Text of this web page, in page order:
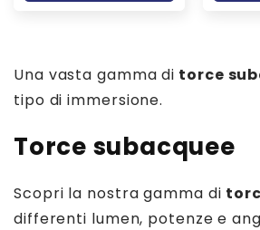
Una vasta gamma di torce
tipo di immersione.
Torce subacquee
Scopri la nostra gamma di
differenti lumen, potenze e